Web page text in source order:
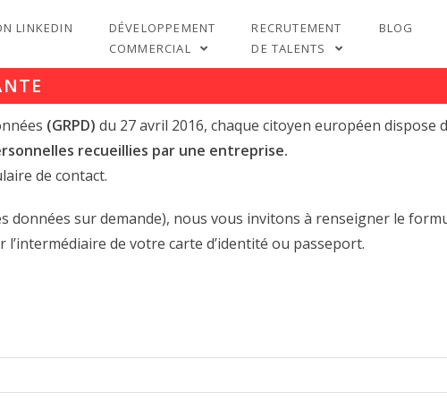
LINKEDIN
DÉVELOPPEMENT
COMMERCIAL
RECRUTEMENT
DE TALENTS
BLOG
(GRPD) du 27 avril 2016, chaque citoyen européen dispose
recueillies par une entreprise.
de contact.
sur demande), nous vous invitons à renseigner le
l’intermédiaire de votre carte d’identité ou passeport.